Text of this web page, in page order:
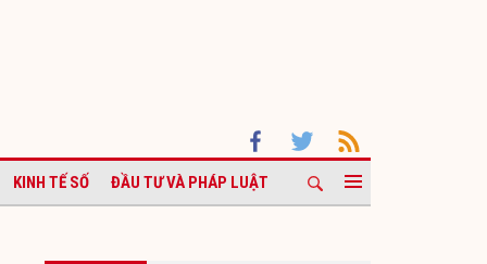
KINH TẾ SỐ ĐẦU TƯ VÀ PHÁP LUẬT